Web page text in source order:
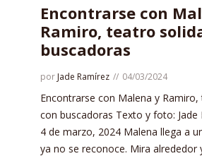
Encontrarse con
Ramiro, teatro
buscadoras
por Jade Ramírez 04/03/2024
Encontrarse con Malena y
con buscadoras Texto y foto: Jade
4 de marzo, 2024 Malena llega a
ya no se reconoce. Mira alrededor